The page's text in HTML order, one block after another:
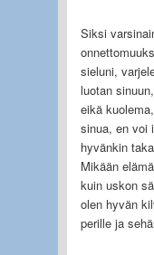
Siksi
sieluni,
luotan
eikä
sinua, en voi
hyvänkin
Mikään
kuin uskon
olen hyvän
perille ja